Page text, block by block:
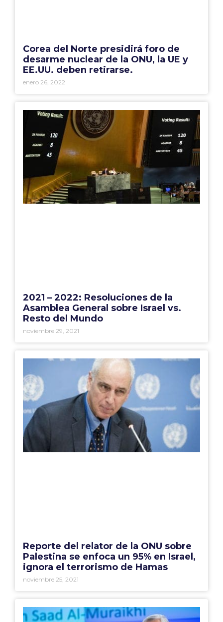
Corea del Norte presidirá foro de
desarme nuclear de la ONU, la UE y
EE.UU. deben retirarse.
enero 26, 2022
2021 – 2022: Resoluciones de la
Asamblea General sobre Israel vs.
Resto del Mundo
noviembre 29, 2021
Reporte del relator de la ONU sobre
Palestina se enfoca un 95% en Israel,
ignora el terrorismo de Hamas
noviembre 25, 2021